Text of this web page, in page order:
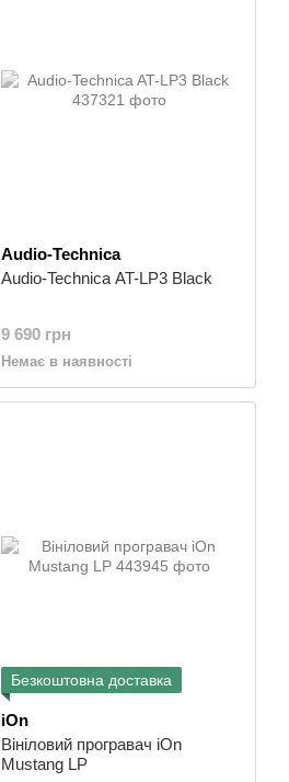
Audio-Technica
Audio-Technica AT-LP3 Black
9 690 грн
Немає в наявності
Безкоштовна доставка
iOn
Вініловий програвач iOn
Mustang LP